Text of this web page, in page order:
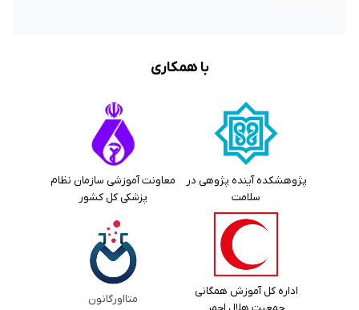
با همکاری
پژوهشکده آینده پژوهی در
سلامت
معاونت آموزشی سازمان نظام
پزشکی کل کشور
اداره کل آموزش همگانی
متااورگانون